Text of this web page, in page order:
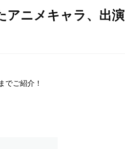
アニメキャラ、出演
でご紹介！